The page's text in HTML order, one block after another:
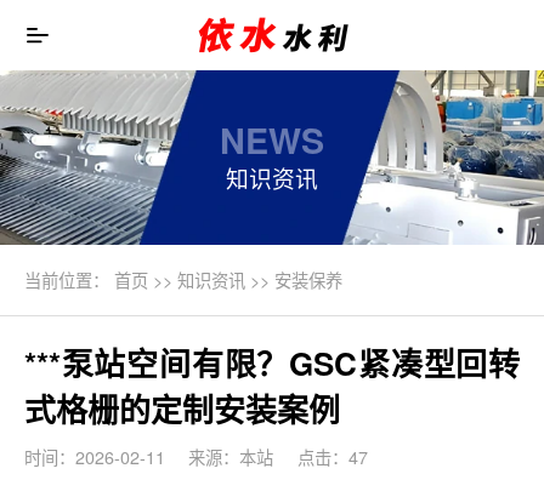
NEWS
知识资讯
当前位置： 首页>> 知识资讯 >> 安装保养
***泵站空间有限？GSC紧凑型回转
式格栅的定制安装案例
时间：2026-02-11 来源：本站 点击：47